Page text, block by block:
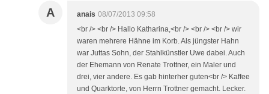
A anais 08/07/2013 09:58
<br /> <br /> Hallo Katharina,<br /> <br /> <br /> wir
waren mehrere Hähne im Korb. Als jüngster Hahn
war Juttas Sohn, der Stahlkünstler Uwe dabei. Auch
der Ehemann von Renate Trottner, ein Maler und
drei, vier andere. Es gab hinterher guten<br /> Kaffee
und Quarktorte, von Herrn Trottner gemacht. Lecker.